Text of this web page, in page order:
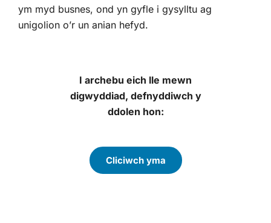
ym myd busnes, ond yn gyfle i gysylltu ag
unigolion o’r un anian hefyd.
I archebu eich lle mewn
digwyddiad, defnyddiwch y
ddolen hon:
Cliciwch yma